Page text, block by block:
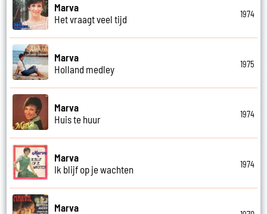
Marva
Het vraagt veel tijd
1974
Marva
Holland medley
1975
Marva
Huis te huur
1974
Marva
Ik blijf op je wachten
1974
Marva